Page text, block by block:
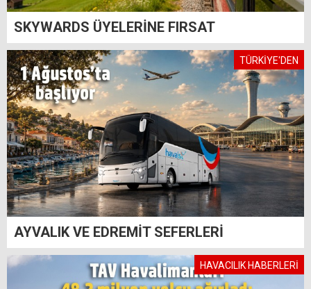
SKYWARDS ÜYELERİNE FIRSAT
TÜRKİYE'DEN
AYVALIK VE EDREMİT SEFERLERİ
HAVACILIK HABERLERİ